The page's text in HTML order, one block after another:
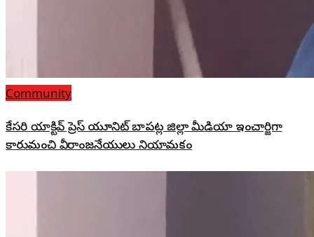
Community
కేసరి యాక్టివ్ ప్రెస్ యూనిట్ బాపట్ల జిల్లా మీడియా ఇంచార్జిగా
కారుమంచి వీరాంజనేయులు నియామకం